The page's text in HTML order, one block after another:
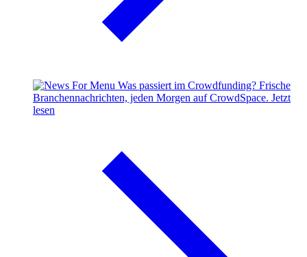
Was passiert im Crowdfunding? Frische
Branchennachrichten, jeden Morgen auf CrowdSpace. Jetzt
lesen